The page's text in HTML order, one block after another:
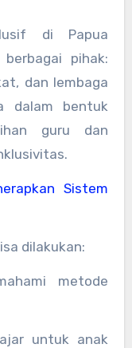
di Papua
pihak:
dan lembaga
dalam bentuk
guru dan
Sistem
dilakukan: